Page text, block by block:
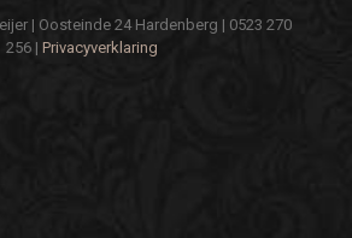
| Oosteinde 24 Hardenberg | 0523 270
256 | Privacyverklaring